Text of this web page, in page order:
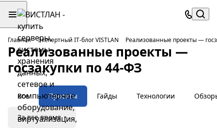
Главная Экспертный IT-блог VISTLAN Реализованные проекты —
Реализованные проекты —
госзакупки по 44-ФЗ
Все Проекты Гайды Технологии
За все время